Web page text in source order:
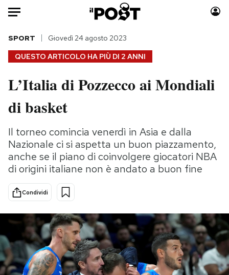
Auto
HOME
Italia
Politica
Tecnologia
Internet
Scienza
Cultura
Economia
Moda
Storie/Idee
Ok Boomer!
Media
Europa
PODCAST
QUESTO ARTICOLO HA PIÙ DI 2 ANNI
SPORT Giovedì 24 agosto 2023
L’Italia di Pozzecco ai Mondiali
di basket
Il torneo comincia venerdì in Asia e dalla
Nazionale ci si aspetta un buon piazzamento,
anche se il piano di coinvolgere giocatori NBA
di origini italiane non è andato a buon fine
Condividi